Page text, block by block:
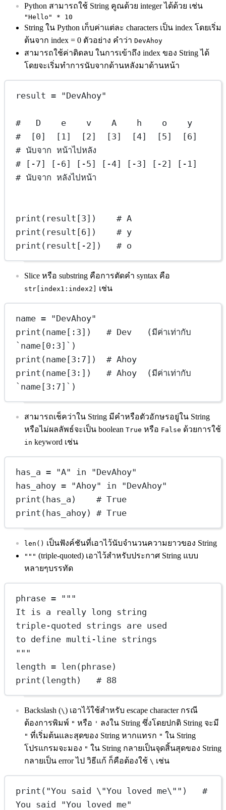
Python สามารถใช้ String คูณด้วย integer ได้ด้วย เช่น
"Hello" * 10
String ใน Python เก็บค่าแต่ละ characters เป็น index โดยเริ่ม
ต้นจาก index = 0 ตัวอย่าง คำว่า DevAhoy
สามารถใช้ค่าติดลบ ในการเข้าถึง index ของ String ได้
โดยจะเริ่มทำการนับจากด้านหลังมาด้านหน้า
result = "DevAhoy"
#   D    e    v    A    h    o    y
#  [0]  [1]  [2]  [3]  [4]  [5]  [6]
# นับจาก หน้าไปหลัง
# [-7] [-6] [-5] [-4] [-3] [-2] [-1]
# นับจาก หลังไปหน้า
print (result[3]) # A
print (result[6]) # y
print (result[ -2]) # o
Slice หรือ substring คือการตัดคำ syntax คือ
str[index1:index2] เช่น
name = "DevAhoy"
print (name[: 3]) # Dev   (มีค่าเท่ากับ
`name[0:3]`)
print (name[3 : 7]) # Ahoy
print (name[3 :]) # Ahoy  (มีค่าเท่ากับ
`name[3:7]`)
สามารถเช็คว่าใน String มีคำหรือตัวอักษรอยู่ใน String
หรือไม่ผลลัพธ์จะเป็น boolean True หรือ False ด้วยการใช้
in keyword เช่น
has_a = "A" in
"DevAhoy"
has_ahoy = "Ahoy" in
"DevAhoy"
print (has_a) # True
print (has_ahoy) # True
len() เป็นฟังค์ชันที่เอาไว้นับจำนวนความยาวของ String
""" (triple-quoted) เอาไว้สำหรับประกาศ String แบบ
หลายๆบรรทัด
phrase = """
It is a really long string
triple-quoted strings are used
to define multi-line strings
"""
length = len (phrase)
print (length) # 88
Backslash (\) เอาไว้ใช้สำหรับ escape character กรณี
ต้องการพิมพ์ " หรือ ' ลงใน String ซึ่งโดยปกติ String จะมี
" ที่เริ่มต้นและสุดของ String หากแทรก " ใน String
โปรแกรมจะมอง " ใน String กลายเป็นจุดสิ้นสุดของ String
กลายเป็น error ไป วิธีแก้ ก็คือต้องใช้ \ เช่น
print("You said \"You loved me\"")   #
You said "You loved me"